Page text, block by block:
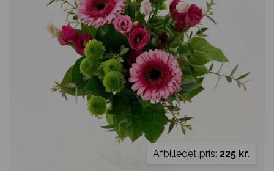
Afbilledet pris: 225 kr.